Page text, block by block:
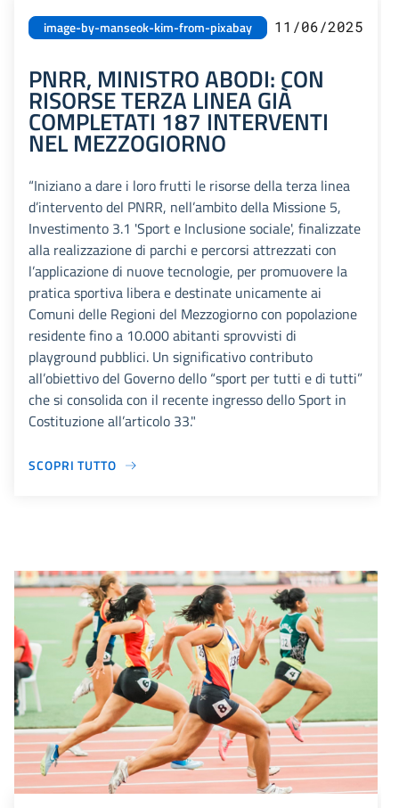
image-by-manseok-kim-from-pixabay 11/06/2025
PNRR, MINISTRO ABODI: CON
RISORSE TERZA LINEA GIÀ
COMPLETATI 187 INTERVENTI
NEL MEZZOGIORNO
“Iniziano a dare i loro frutti le risorse della terza linea
d’intervento del PNRR, nell’ambito della Missione 5,
Investimento 3.1 'Sport e Inclusione sociale', finalizzate
alla realizzazione di parchi e percorsi attrezzati con
l’applicazione di nuove tecnologie, per promuovere la
pratica sportiva libera e destinate unicamente ai
Comuni delle Regioni del Mezzogiorno con popolazione
residente fino a 10.000 abitanti sprovvisti di
playground pubblici. Un significativo contributo
all’obiettivo del Governo dello “sport per tutti e di tutti”
che si consolida con il recente ingresso dello Sport in
Costituzione all’articolo 33."
SCOPRI TUTTO